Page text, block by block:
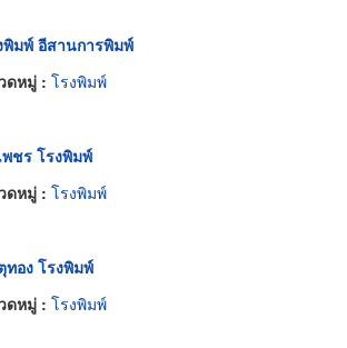
พิมพ์ อีสานการพิมพ์
ดหมู่ : โรงพิมพ์
พชร โรงพิมพ์
ดหมู่ : โรงพิมพ์
ทอง โรงพิมพ์
ดหมู่ : โรงพิมพ์